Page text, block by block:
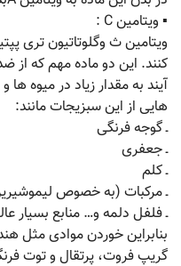
▪ ویتامین C :
کنند. این دو ماده مهم که از
آیند به مقدار زیاد در میوه
هایی از این سبزیجات مانند:
ـ گوجه فرنگی
ـ جعفری
ـ کلم
ـ مرکبات (به خصوص
ـ فلفل دلمه و… منابع بسیار
بنابراین خوردن موادی مثل
گریپ فروت، پرتقال و توت